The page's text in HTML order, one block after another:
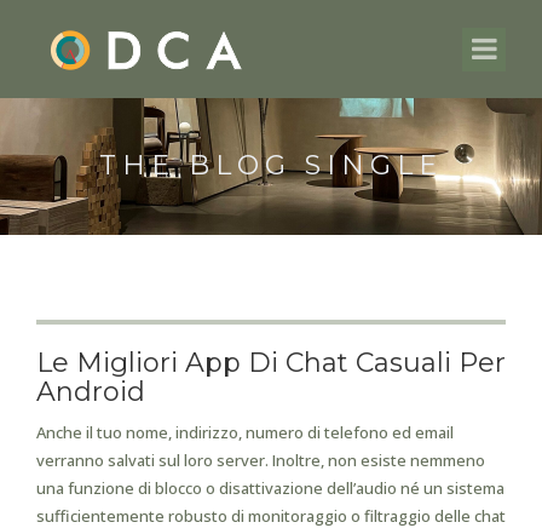
THE BLOG SINGLE
Le Migliori App Di Chat Casuali Per
Android
Anche il tuo nome, indirizzo, numero di telefono ed email
verranno salvati sul loro server. Inoltre, non esiste nemmeno
una funzione di blocco o disattivazione dell’audio né un sistema
sufficientemente robusto di monitoraggio o filtraggio delle chat